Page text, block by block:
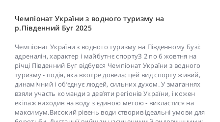
Чемпіонат України з водного туризму на
р.Південний Буг 2025
Чемпіонат України з водного туризму на Південному Бузі:
адреналін, характер і майбутнє спортуЗ 2 по 6 жовтня на
річці Південний Буг відбувся Чемпіонат України з водного
туризму - подія, яка вкотре довела: цей вид спорту живий,
динамічний і об’єднує людей, сильних духом. У змаганнях
взяли участь команди з дев’яти регіонів України, і кожен
екіпаж виходив на воду з єдиною метою - викластися на
максимум.Високий рівень води створив ідеальні умови для